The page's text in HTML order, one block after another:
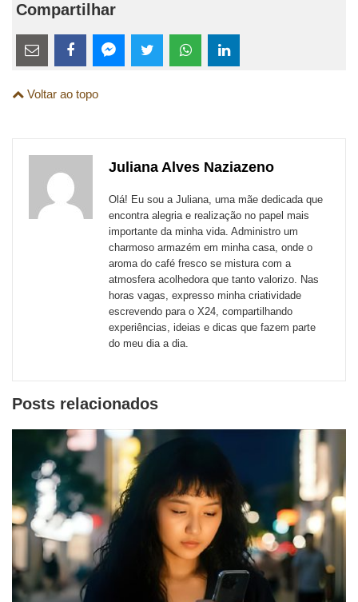
Compartilhar
Estes
links
são
externos
esta
Email
esta
FacebookMessenger
TwitterWhatsApp
LinkedIn
Voltar ao topo
Juliana Alves Naziazeno
Olá! Eu sou a Juliana, uma mãe dedicada que
encontra alegria e realização no papel mais
importante da minha vida. Administro um
charmoso armazém em minha casa, onde o
aroma do café fresco se mistura com a
atmosfera acolhedora que tanto valorizo. Nas
horas vagas, expresso minha criatividade
escrevendo para o X24, compartilhando
experiências, ideias e dicas que fazem parte
do meu dia a dia.
Posts relacionados